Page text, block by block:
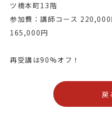
ツ橋本町13階
参加費：講師コース
165,000円
再受講は90%オフ！
戻